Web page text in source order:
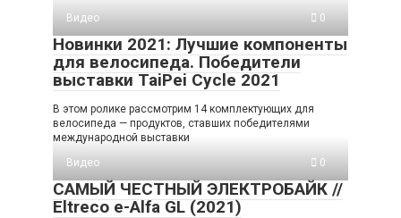
Видео
0
Новинки 2021: Лучшие компоненты
для велосипеда. Победители
выставки TaiPei Cycle 2021
В этом ролике рассмотрим 14 комплектующих для
велосипеда — продуктов, ставших победителями
международной выставки
Видео
0
САМЫЙ ЧЕСТНЫЙ ЭЛЕКТРОБАЙК //
Eltreco e-Alfa GL (2021)